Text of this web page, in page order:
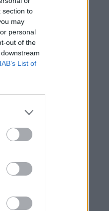
section to
may
personal
out of the
IAB’s List ofmár egy
vágta el azzal az
A
azonban